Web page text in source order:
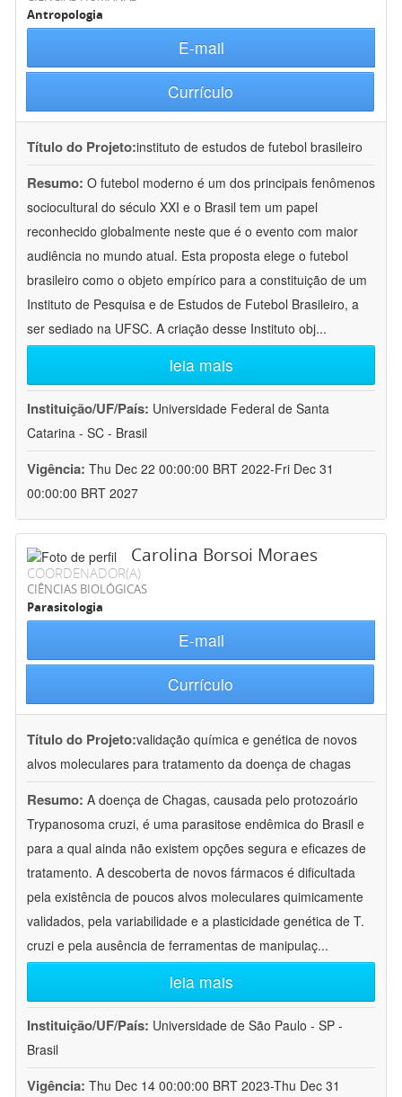
Antropologia
E-mail
Currículo
Título do Projeto:instituto de estudos de futebol brasileiro
Resumo: O futebol moderno é um dos principais fenômenos
sociocultural do século XXI e o Brasil tem um papel
reconhecido globalmente neste que é o evento com maior
audiência no mundo atual. Esta proposta elege o futebol
brasileiro como o objeto empírico para a constituição de um
Instituto de Pesquisa e de Estudos de Futebol Brasileiro, a
ser sediado na UFSC. A criação desse Instituto obj...
leia mais
Instituição/UF/País: Universidade Federal de Santa
Catarina - SC - Brasil
Vigência: Thu Dec 22 00:00:00 BRT 2022-Fri Dec 31
00:00:00 BRT 2027
Carolina Borsoi Moraes
COORDENADOR(A)
CIÊNCIAS BIOLÓGICAS
Parasitologia
E-mail
Currículo
Título do Projeto:validação química e genética de novos
alvos moleculares para tratamento da doença de chagas
Resumo: A doença de Chagas, causada pelo protozoário
Trypanosoma cruzi, é uma parasitose endêmica do Brasil e
para a qual ainda não existem opções segura e eficazes de
tratamento. A descoberta de novos fármacos é dificultada
pela existência de poucos alvos moleculares quimicamente
validados, pela variabilidade e a plasticidade genética de T.
cruzi e pela ausência de ferramentas de manipulaç...
leia mais
Instituição/UF/País: Universidade de São Paulo - SP -
Brasil
Vigência: Thu Dec 14 00:00:00 BRT 2023-Thu Dec 31